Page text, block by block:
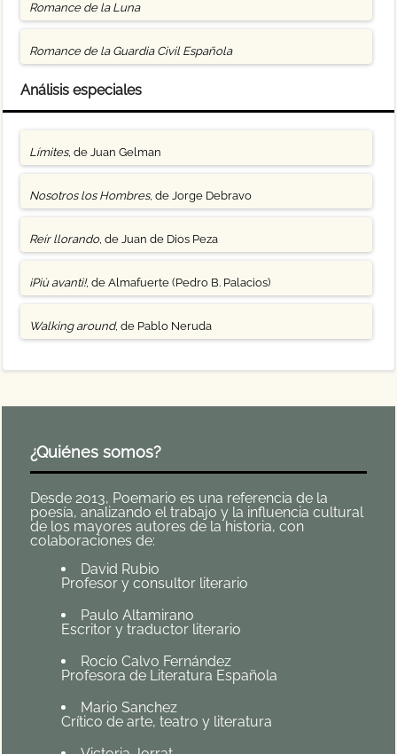
Romance de la Luna
Romance de la Guardia Civil Española
Análisis especiales
Límites, de Juan Gelman
Nosotros los Hombres, de Jorge Debravo
Reír llorando, de Juan de Dios Peza
¡Più avanti!, de Almafuerte (Pedro B. Palacios)
Walking around, de Pablo Neruda
¿Quiénes somos?
Desde 2013, Poemario es una referencia de la
poesía, analizando el trabajo y la influencia cultural
de los mayores autores de la historia, con
colaboraciones de:
David Rubio
Profesor y consultor literario
Paulo Altamirano
Escritor y traductor literario
Rocío Calvo Fernández
Profesora de Literatura Española
Mario Sanchez
Crítico de arte, teatro y literatura